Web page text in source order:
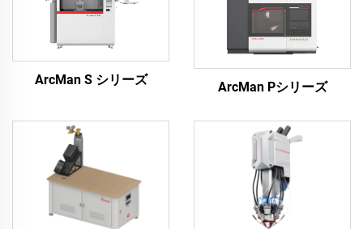
ArcMan S シリーズ ArcMan Pシリーズ